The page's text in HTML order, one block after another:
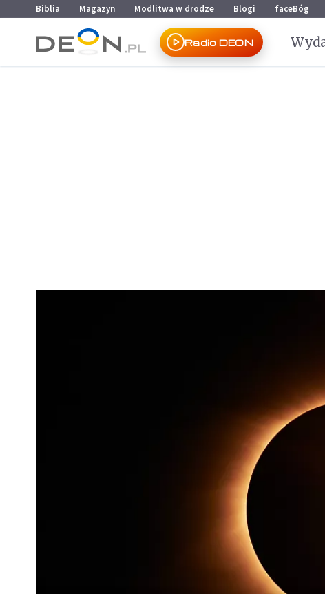
Przejdź do menu głównego
Przejdź do treści
Biblia Magazyn Modlitwa w drodze Blogi faceBóg
Radio DEON